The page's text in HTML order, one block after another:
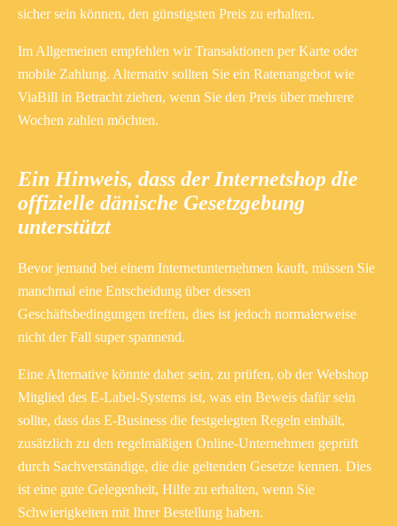
sicher sein können, den günstigsten Preis zu erhalten.
Im Allgemeinen empfehlen wir Transaktionen per Karte oder
mobile Zahlung. Alternativ sollten Sie ein Ratenangebot wie
ViaBill in Betracht ziehen, wenn Sie den Preis über mehrere
Wochen zahlen möchten.
Ein Hinweis, dass der Internetshop die
offizielle dänische Gesetzgebung
unterstützt
Bevor jemand bei einem Internetunternehmen kauft, müssen Sie
manchmal eine Entscheidung über dessen
Geschäftsbedingungen treffen, dies ist jedoch normalerweise
nicht der Fall super spannend.
Eine Alternative könnte daher sein, zu prüfen, ob der Webshop
Mitglied des E-Label-Systems ist, was ein Beweis dafür sein
sollte, dass das E-Business die festgelegten Regeln einhält,
zusätzlich zu den regelmäßigen Online-Unternehmen geprüft
durch Sachverständige, die die geltenden Gesetze kennen. Dies
ist eine gute Gelegenheit, Hilfe zu erhalten, wenn Sie
Schwierigkeiten mit Ihrer Bestellung haben.